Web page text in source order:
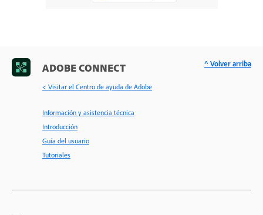
ADOBE CONNECT
< Visitar el Centro de ayuda de Adobe
Información y asistencia técnica
Introducción
Guía del usuario
Tutoriales
^ Volver arriba